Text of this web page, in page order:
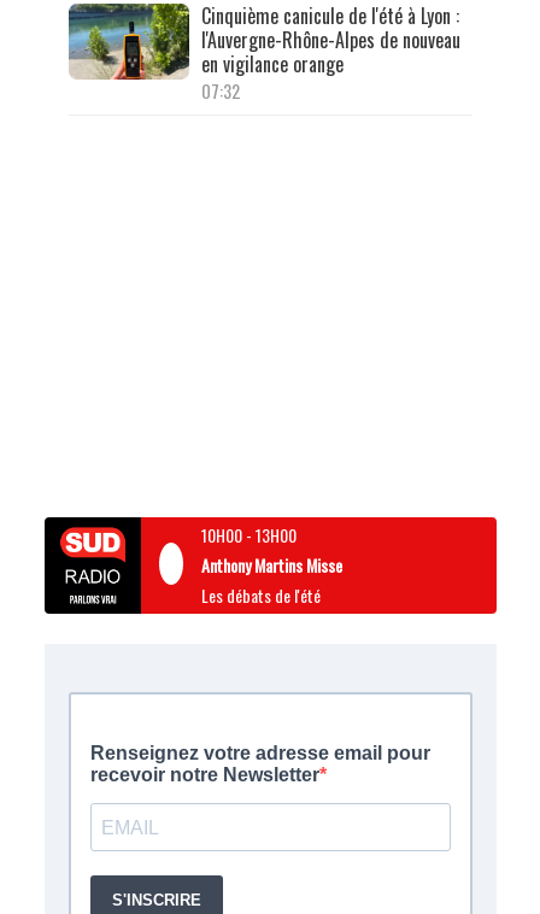
Cinquième canicule de l'été à Lyon :
l'Auvergne-Rhône-Alpes de nouveau
en vigilance orange
07:32
10H00-13H00
Anthony Martins Misse
Les débats de l'été